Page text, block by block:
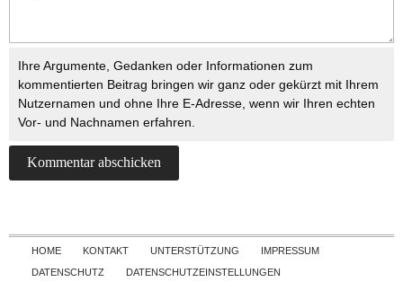
Ihre Argumente, Gedanken oder Informationen zum
kommentierten Beitrag bringen wir ganz oder gekürzt mit Ihrem
Nutzernamen und ohne Ihre E-Adresse, wenn wir Ihren echten
Vor- und Nachnamen erfahren.
Skip to content
HOME KONTAKT UNTERSTÜTZUNG
IMPRESSUM
DATENSCHUTZ
DATENSCHUTZEINSTELLUNGEN